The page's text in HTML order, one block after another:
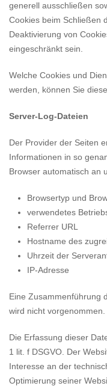
generell ausschließen
Cookies beim Schließen
Deaktivierung von
eingeschränkt sein.
Welche Cookies und
werden, können Sie
Server-Log-Dateien
Der Provider der Seiten
Informationen in so
Browser automatisch an
Browsertyp und
verwendetes
Referrer URL
Hostname des
Uhrzeit der
IP-Adresse
Eine Zusammenführung
wird nicht vorgenommen.
Die Erfassung dieser
1 lit. f DSGVO. Der
Interesse an der
Optimierung seiner